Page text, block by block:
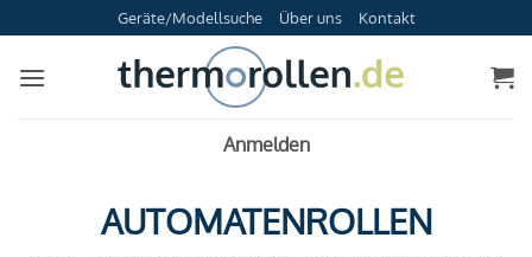
Inhalt
springen
Geräte/Modellsuche Über uns Kontakt
Anmelden
AUTOMATENROLLEN